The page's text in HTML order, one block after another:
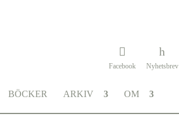
Facebook Nyhetsbrev
BÖCKER ARKIV OM